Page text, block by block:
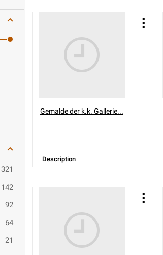
321
142
92
64
21
Gemalde der k.k. Gallerie...
Description